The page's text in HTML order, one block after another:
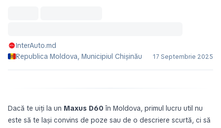
InterAuto.md
Republica Moldova, Municipiul Chișinău
17 Septembrie 2025
Dacă te uiți la un Maxus D60 în Moldova, primul lucru util nu
este să te lași convins de poze sau de o descriere scurtă, ci să